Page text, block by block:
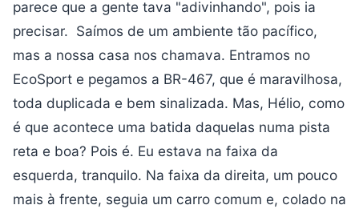
parece que a gente tava "adivinhando", pois ia
precisar. Saímos de um ambiente tão pacífico,
mas a nossa casa nos chamava. Entramos no
EcoSport e pegamos a BR-467, que é maravilhosa,
toda duplicada e bem sinalizada. Mas, Hélio, como
é que acontece uma batida daquelas numa pista
reta e boa? Pois é. Eu estava na faixa da
esquerda, tranquilo. Na faixa da direita, um pouco
mais à frente, seguia um carro comum e, colado na